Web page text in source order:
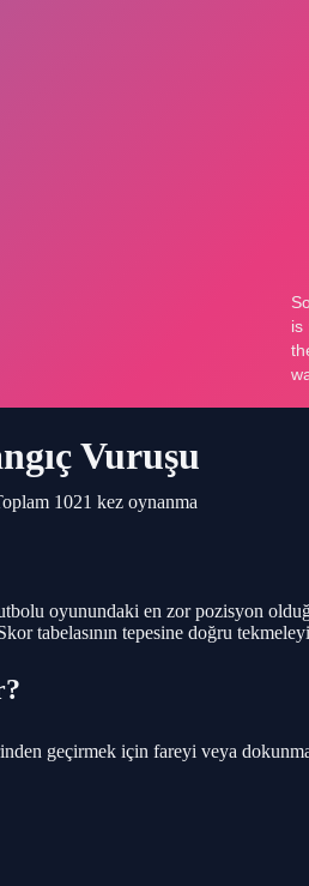
Vuruşu
1021 kez oynanma
oyunundaki en zor pozisyon
tabelasının tepesine doğru
geçirmek için fareyi veya